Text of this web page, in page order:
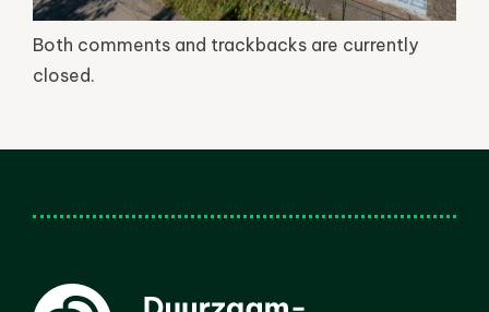
Both comments and trackbacks are currently
closed.